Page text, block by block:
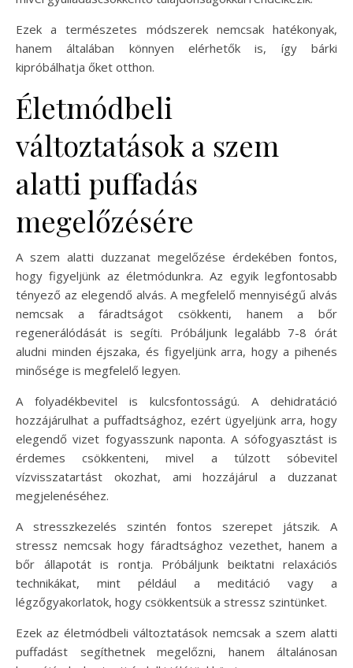
Ezek a természetes módszerek nemcsak hatékonyak,
hanem általában könnyen elérhetők is, így bárki
kipróbálhatja őket otthon.
Életmódbeli
változtatások a szem
alatti puffadás
megelőzésére
A szem alatti duzzanat megelőzése érdekében fontos,
hogy figyeljünk az életmódunkra. Az egyik legfontosabb
tényező az elegendő alvás. A megfelelő mennyiségű alvás
nemcsak a fáradtságot csökkenti, hanem a bőr
regenerálódását is segíti. Próbáljunk legalább 7-8 órát
aludni minden éjszaka, és figyeljünk arra, hogy a pihenés
minősége is megfelelő legyen.
A folyadékbevitel is kulcsfontosságú. A dehidratáció
hozzájárulhat a puffadtsághoz, ezért ügyeljünk arra, hogy
elegendő vizet fogyasszunk naponta. A sófogyasztást is
érdemes csökkenteni, mivel a túlzott sóbevitel
vízvisszatartást okozhat, ami hozzájárul a duzzanat
megjelenéséhez.
A stresszkezelés szintén fontos szerepet játszik. A
stressz nemcsak hogy fáradtsághoz vezethet, hanem a
bőr állapotát is rontja. Próbáljunk beiktatni relaxációs
technikákat, mint például a meditáció vagy a
légzőgyakorlatok, hogy csökkentsük a stressz szintünket.
Ezek az életmódbeli változtatások nemcsak a szem alatti
puffadást segíthetnek megelőzni, hanem általánosan